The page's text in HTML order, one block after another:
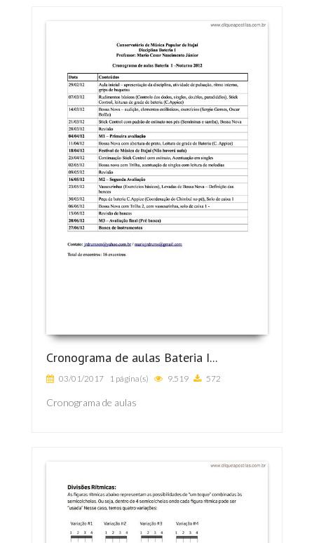
Cronograma de aulas Bateria I...
03/01/2017 1 página(s) 9.519 572
Cronograma de aulas